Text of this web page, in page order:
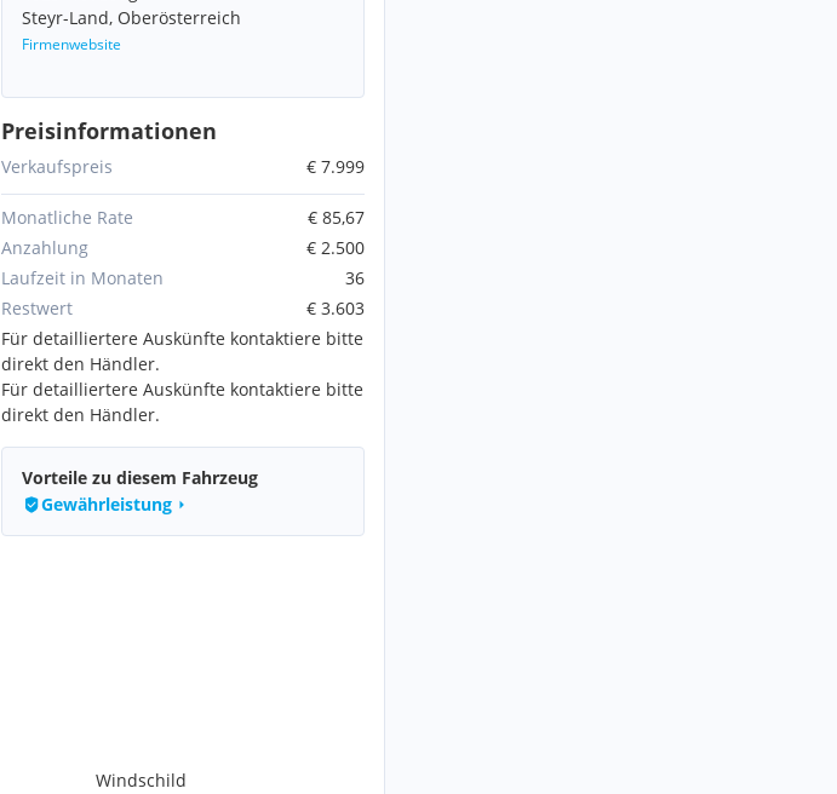
Steyr-Land, Oberösterreich
Firmenwebsite
Preisinformationen
Verkaufspreis € 7.999
Monatliche Rate
€ 85,67
Anzahlung
€ 2.500
Laufzeit in Monaten
36
Restwert
€ 3.603
Für detailliertere Auskünfte kontaktiere bitte
direkt den Händler.
Für detailliertere Auskünfte kontaktiere bitte
direkt den Händler.
Vorteile zu diesem Fahrzeug
Gewährleistung
Windschild